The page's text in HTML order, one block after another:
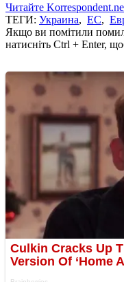
Читайте
ТЕГИ: Украина, ЕС,
Якщо ви помітили
натисніть Ctrl + Enter,